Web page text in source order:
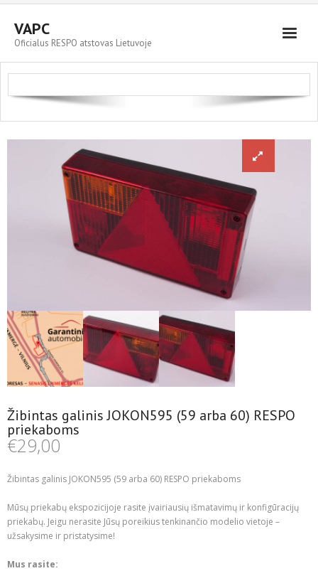
VAPC
Oficialus RESPO atstovas Lietuvoje
Parduodami automobiliai
RESPO priekabos
Cart (0Items)
Žibintas galinis JOKON595 (59 arba 60) RESPO
priekaboms
€29,00
Žibintas galinis JOKON595 (59 arba 60) RESPO priekaboms
Mūsų priekabų ekspozicijoje rasite įvairiausių išmatavimų ir konfigūracijų
priekabų. Jeigu nerasite Jūsų poreikius tenkinančio modelio vietoje –
užsakysime ir pristatysime!
Mus rasite: